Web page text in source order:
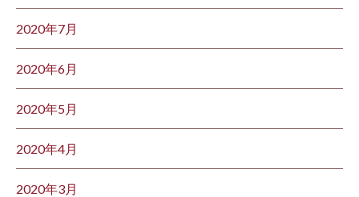
2020年7月
2020年6月
2020年5月
2020年4月
2020年3月